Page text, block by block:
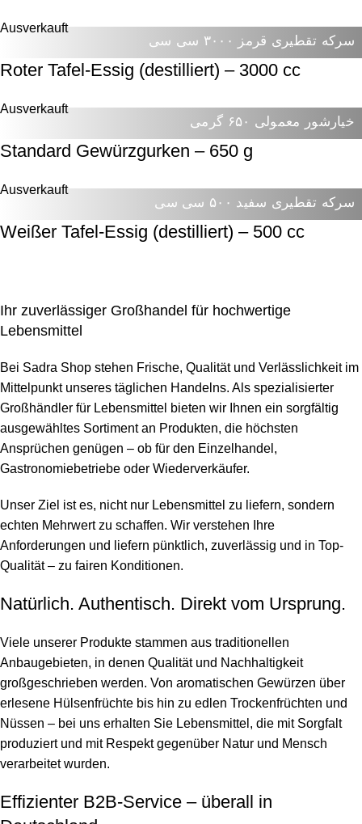
Ausverkauft
سرکه تقطیری قرمز ۳۰۰۰ سی سی
Roter Tafel-Essig (destilliert) – 3000 cc
Ausverkauft
خیارشور معمولی ۶۵۰ گرمی
Standard Gewürzgurken – 650 g
Ausverkauft
سرکه تقطیری سفید ۵۰۰ سی سی
Weißer Tafel-Essig (destilliert) – 500 cc
Ihr zuverlässiger Großhandel für hochwertige
Lebensmittel
Bei Sadra Shop stehen Frische, Qualität und Verlässlichkeit im
Mittelpunkt unseres täglichen Handelns. Als spezialisierter
Großhändler für Lebensmittel bieten wir Ihnen ein sorgfältig
ausgewähltes Sortiment an Produkten, die höchsten
Ansprüchen genügen – ob für den Einzelhandel,
Gastronomiebetriebe oder Wiederverkäufer.
Unser Ziel ist es, nicht nur Lebensmittel zu liefern, sondern
echten Mehrwert zu schaffen. Wir verstehen Ihre
Anforderungen und liefern pünktlich, zuverlässig und in Top-
Qualität – zu fairen Konditionen.
Natürlich. Authentisch. Direkt vom Ursprung.
Viele unserer Produkte stammen aus traditionellen
Anbaugebieten, in denen Qualität und Nachhaltigkeit
großgeschrieben werden. Von aromatischen Gewürzen über
erlesene Hülsenfrüchte bis hin zu edlen Trockenfrüchten und
Nüssen – bei uns erhalten Sie Lebensmittel, die mit Sorgfalt
produziert und mit Respekt gegenüber Natur und Mensch
verarbeitet wurden.
Effizienter B2B-Service – überall in